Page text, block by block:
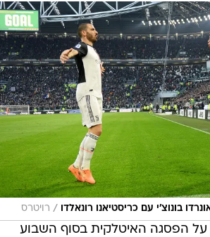
בונוצ'י עם כריסטיאנו רונאלדו / רויטרס
על הפסגה האיטלקית בסוף השבוע